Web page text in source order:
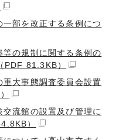
部を改正する条例につ
の規制に関する条例の
PDF 81.3KB）
大事態調査委員会設置
流館の設置及び管理に
）